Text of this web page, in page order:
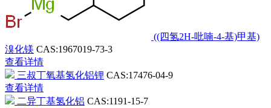
((四氢2H-吡喃-4-基)甲基)
溴化镁 CAS:1967019-73-3
查看详情
三叔丁氧基氢化铝锂 CAS:17476-04-9
查看详情
二异丁基氢化铝 CAS:1191-15-7